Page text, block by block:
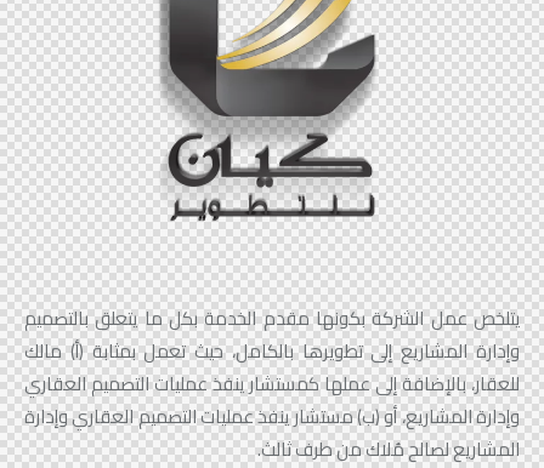
يتلخص عمل الشركة بكونها مقدم الخدمة بكل ما يتعلق بالتصميم
وإدارة المشاريع إلى تطويرها بالكامل، حيث تعمل بمثابة (أ) مالك
للعقار، بالإضافة إلى عملها كمستشار ينفذ عمليات التصميم العقاري
وإدارة المشاريع، أو (ب) مستشار ينفذ عمليات التصميم العقاري وإدارة
المشاريع لصالح مُلاك من طرف ثالث.